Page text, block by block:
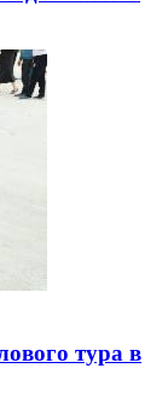
тура в